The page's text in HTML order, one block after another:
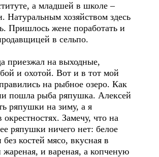
а младшей в школе –
Натуральным хозяйством здесь
Пришлось жене поработать и
в сельпо.
приезжал на выходные,
и охотой. Вот и в тот мой
на рыбное озеро. Как
пошла рыба ряпушка. Алексей
ряпушки на зиму, а я
окрестностях. Замечу, что на
ряпушки ничего нет: белое
костей мясо, вкусная в
и вареная, а копченую